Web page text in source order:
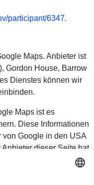
participant/6347.
Maps. Anbieter ist
Gordon House, Barrow
Dienstes können wir
Maps ist es
Diese Informationen
Google in den USA
dieser Seite hat
Wenn Google
der einheitlichen